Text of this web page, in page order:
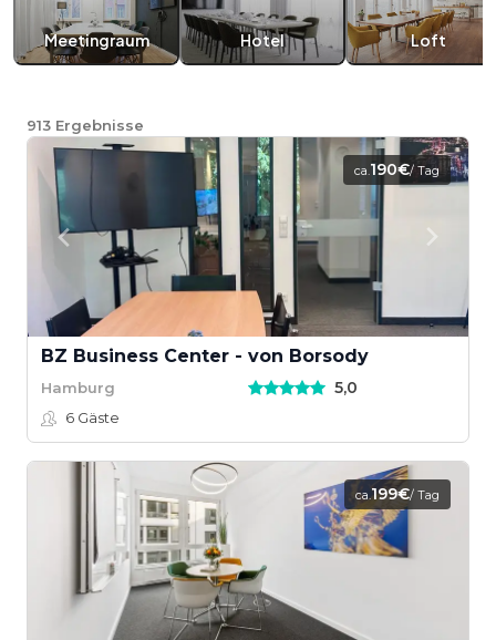
Meetingraum Hotel Loft
913 Ergebnisse
ca.190€/ Tag
BZ Business Center - von Borsody
Hamburg 5,0
6 Gäste
ca.199€/ Tag